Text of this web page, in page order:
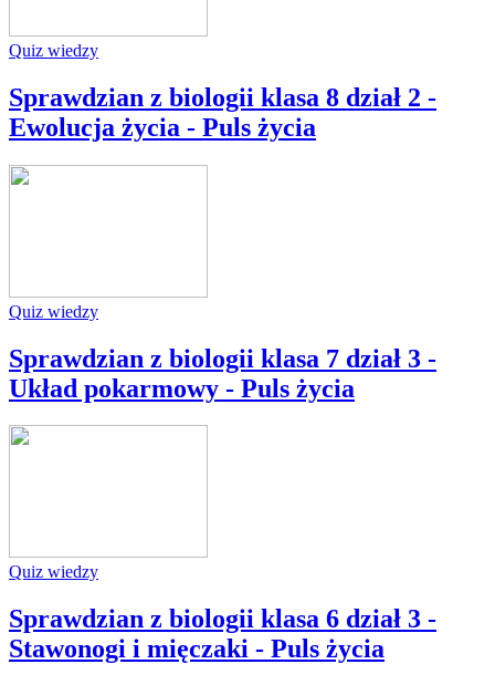
Quiz wiedzy
Sprawdzian z biologii klasa 8 dział 2 -
Ewolucja życia - Puls życia
Quiz wiedzy
Sprawdzian z biologii klasa 7 dział 3 -
Układ pokarmowy - Puls życia
Quiz wiedzy
Sprawdzian z biologii klasa 6 dział 3 -
Stawonogi i mięczaki - Puls życia